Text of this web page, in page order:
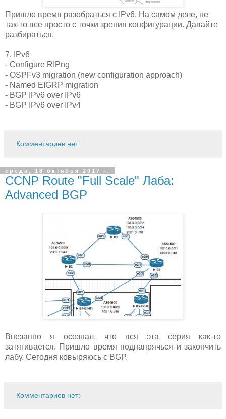
Пришло время разобраться с IPv6. На самом деле, не
так-то все просто с точки зрения конфигурации. Давайте
разбираться.
7. IPv6
- Configure RIPng
- OSPFv3 migration (new configuration approach)
- Named EIGRP migration
- BGP IPv6 over IPv6
- BGP IPv6 over IPv4
Комментариев нет:
среда, 18 октября 2017 г.
CCNP Route "Full Scale" Лаба:
Advanced BGP
Внезапно я осознал, что вся эта серия как-то
затягивается. Пришло время поднапрячься и закончить
лабу. Сегодня ковыряюсь с BGP.
Комментариев нет: